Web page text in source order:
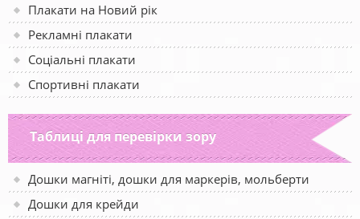
Плакати на Новий рік
Рекламні плакати
Соціальні плакати
Спортивні плакати
Таблиці для перевірки зору
Дошки магніті, дошки для маркерів, мольберти
Дошки для крейди